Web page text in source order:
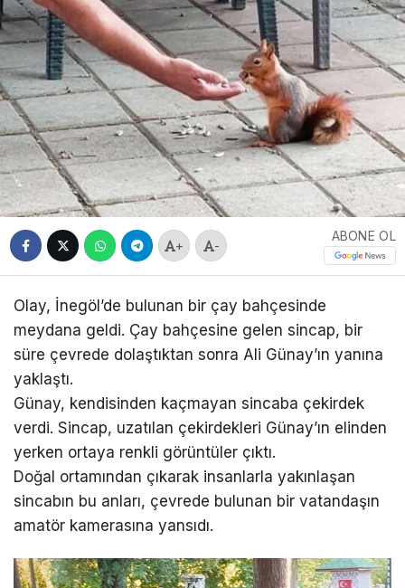
+ -
ABONE OL
Olay, İnegöl’de bulunan bir çay bahçesinde
meydana geldi. Çay bahçesine gelen sincap, bir
süre çevrede dolaştıktan sonra Ali Günay’ın yanına
yaklaştı.
Günay, kendisinden kaçmayan sincaba çekirdek
verdi. Sincap, uzatılan çekirdekleri Günay’ın elinden
yerken ortaya renkli görüntüler çıktı.
Doğal ortamından çıkarak insanlarla yakınlaşan
sincabın bu anları, çevrede bulunan bir vatandaşın
amatör kamerasına yansıdı.